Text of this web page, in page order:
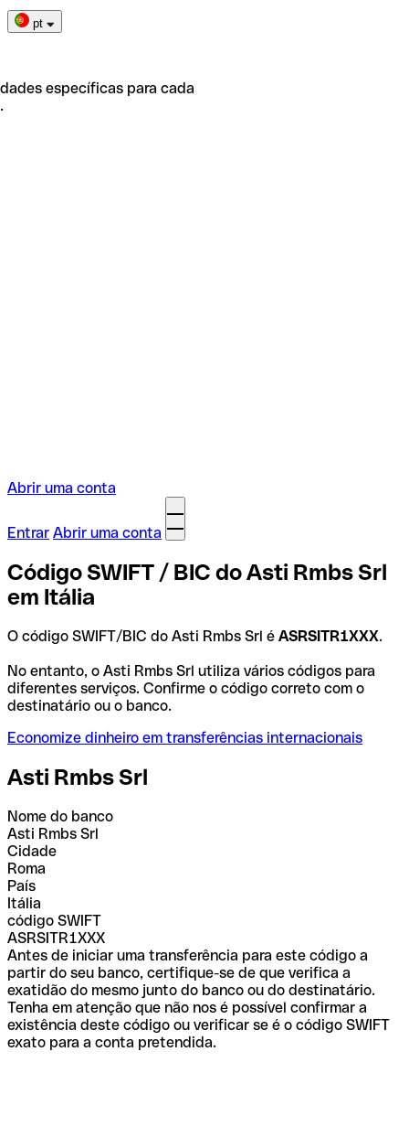
pt
específicas para cada
Abrir uma conta
Entrar Abrir uma conta
Código SWIFT / BIC do Asti Rmbs Srl
em Itália
O código SWIFT/BIC do Asti Rmbs Srl é ASRSITR1XXX.
No entanto, o Asti Rmbs Srl utiliza vários códigos para
diferentes serviços. Confirme o código correto com o
destinatário ou o banco.
Economize dinheiro em transferências internacionais
Asti Rmbs Srl
Nome do banco
Asti Rmbs Srl
Cidade
Roma
País
Itália
código SWIFT
ASRSITR1XXX
Antes de iniciar uma transferência para este código a
partir do seu banco, certifique-se de que verifica a
exatidão do mesmo junto do banco ou do destinatário.
Tenha em atenção que não nos é possível confirmar a
existência deste código ou verificar se é o código SWIFT
exato para a conta pretendida.